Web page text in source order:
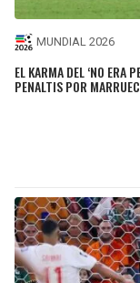
MUNDIAL 2026
EL KARMA DEL ‘NO ERA
PENALTIS POR